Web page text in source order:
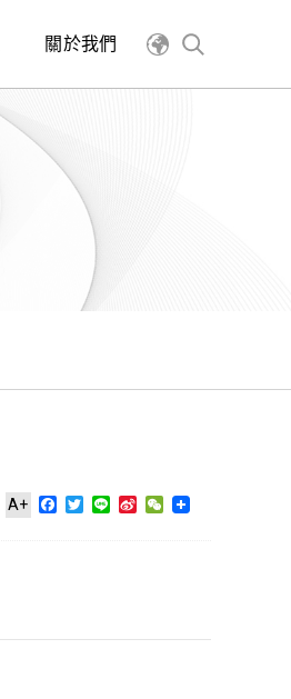
關於我們
A+ Facebook
Twitter
Line Sina WeChat